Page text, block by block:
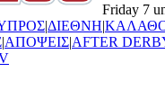
Friday 7
|ΔΙΕΘΝΗ|
|ΑΠΟΨΕΙΣ|AFTER